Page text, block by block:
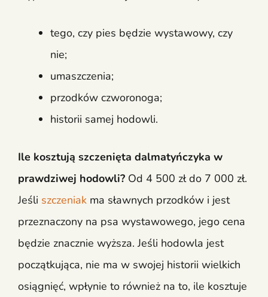
tego, czy pies będzie wystawowy, czy
nie;
umaszczenia;
przodków czworonoga;
historii samej hodowli.
Ile kosztują szczenięta dalmatyńczyka w
prawdziwej hodowli? Od 4 500 zł do 7 000 zł.
Jeśli szczeniak ma sławnych przodków i jest
przeznaczony na psa wystawowego, jego cena
będzie znacznie wyższa. Jeśli hodowla jest
początkująca, nie ma w swojej historii wielkich
osiągnięć, wpłynie to również na to, ile kosztuje